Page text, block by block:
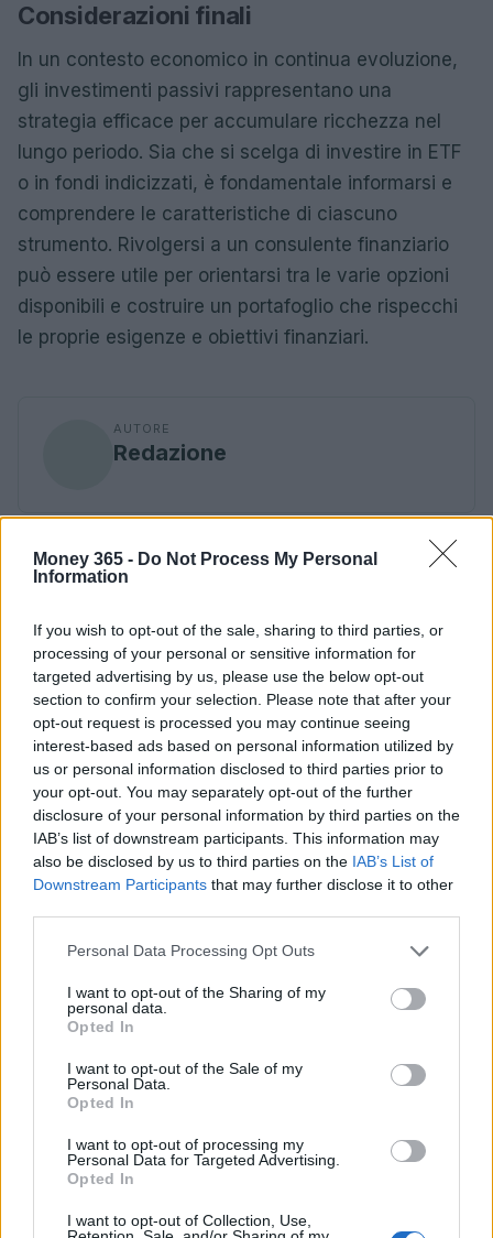
Money 365 - Do Not Process My Personal
Information
If you wish to opt-out of the sale, sharing to third parties, or
processing of your personal or sensitive information for
targeted advertising by us, please use the below opt-out
section to confirm your selection. Please note that after your
opt-out request is processed you may continue seeing
interest-based ads based on personal information utilized by
us or personal information disclosed to third parties prior to
your opt-out. You may separately opt-out of the further
disclosure of your personal information by third parties on the
IAB’s list of downstream participants. This information may
also be disclosed by us to third parties on the IAB’s List of
Downstream Participants that may further disclose it to other
Please note that this website/app uses one or more Google
not limited to your visit or usage behaviour. You may click to
grant or deny consent to Google and its third-party tags to
use your data for below specified purposes in below Google
consent section.
Personal Data Processing Opt Outs
I want to opt-out of the Sharing of my
personal data.
Opted In
I want to opt-out of the Sale of my
Personal Data.
Opted In
I want to opt-out of processing my
Personal Data for Targeted Advertising.
Opted In
I want to opt-out of Collection, Use,
Considerazioni finali
In un contesto economico in continua evoluzione,
gli investimenti passivi rappresentano una
strategia efficace per accumulare ricchezza nel
lungo periodo. Sia che si scelga di investire in ETF
o in fondi indicizzati, è fondamentale informarsi e
comprendere le caratteristiche di ciascuno
strumento. Rivolgersi a un consulente finanziario
può essere utile per orientarsi tra le varie opzioni
disponibili e costruire un portafoglio che rispecchi
le proprie esigenze e obiettivi finanziari.
AUTORE
Redazione
Continua a leggere
INVESTIMENTI